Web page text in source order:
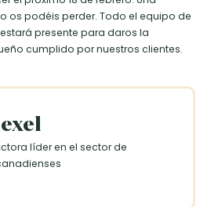
os podéis perder. Todo el equipo de
presente para daros la
cumplido por nuestros clientes.
líder en el sector de